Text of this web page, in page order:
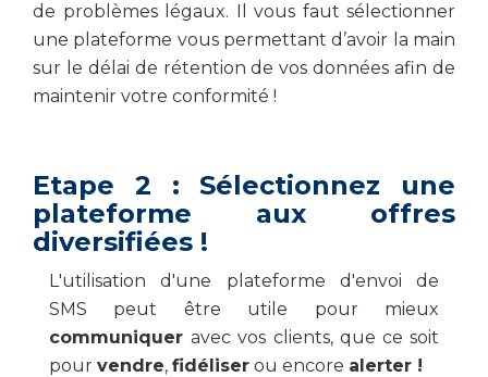
de problèmes légaux. Il vous faut sélectionner
une plateforme vous permettant d’avoir la main
sur le délai de rétention de vos données afin de
maintenir votre conformité !
Etape 2 : Sélectionnez une
plateforme aux offres
diversifiées !
L'utilisation d'une plateforme d'envoi de
SMS peut être utile pour mieux
communiqueravec vos clients, que ce soit
pour vendre, fidéliser ou encore alerter !